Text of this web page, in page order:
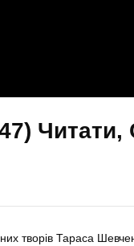
Читати,
творів Тараса